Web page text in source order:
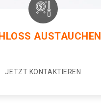
AUSTAUCHEN
JETZT KONTAKTIEREN